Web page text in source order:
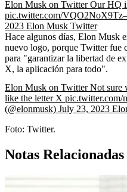
Elon Musk on Twitter Our HQ
pic.twitter.com/
2023 Elon Musk Twitter
Hace algunos días, Elon Musk
nuevo logo, porque Twitter fue
para "garantizar la libertad de
X, la aplicación para todo".
Elon Musk on Twitter Not sure
like the letter X
(@elonmusk) July 23, 2023
Foto: Twitter.
Notas Relacionadas